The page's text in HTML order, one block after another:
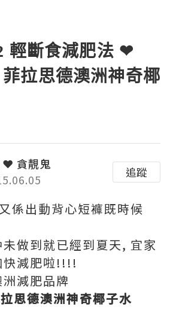
輕斷食減肥法 ❤
拉思德澳洲神奇椰
❤ 貪靚鬼
追蹤
係出動背心短褲既時候
做到就已經到夏天, 宜家
快減肥啦!!!!
減肥品牌
思德澳洲神奇椰子水